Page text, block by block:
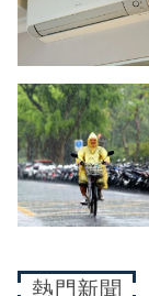
熱門新聞